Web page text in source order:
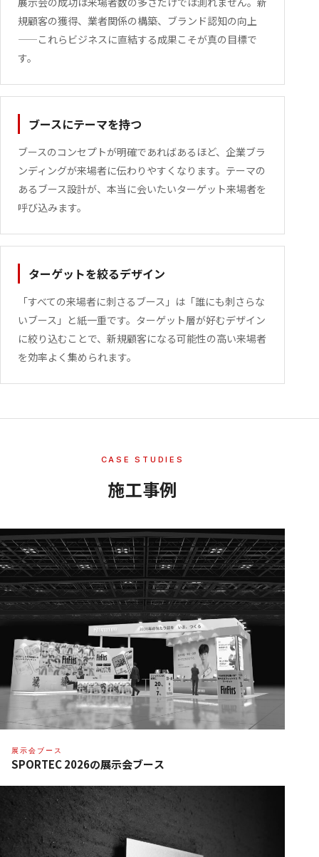
WORKS
INFORMATION
RECRUIT
規顧客の獲得、業者関係の構築、ブランド認知の向上
——これらビジネスに直結する成果こそが真の目標で
す。
ブースにテーマを持つ
ブースのコンセプトが明確であればあるほど、企業ブラ
ンディングが来場者に伝わりやすくなります。テーマの
あるブース設計が、本当に会いたいターゲット来場者を
呼び込みます。
ターゲットを絞るデザイン
「すべての来場者に刺さるブース」は「誰にも刺さらな
いブース」と紙一重です。ターゲット層が好むデザイン
に絞り込むことで、新規顧客になる可能性の高い来場者
を効率よく集められます。
CASE STUDIES
施工事例
展示会ブース
SPORTEC 2026の展示会ブース